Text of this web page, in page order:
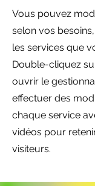
Vous pouvez
selon vos
les services que
Double-cliquez
ouvrir le
effectuer des
chaque service
vidéos pour
visiteurs.